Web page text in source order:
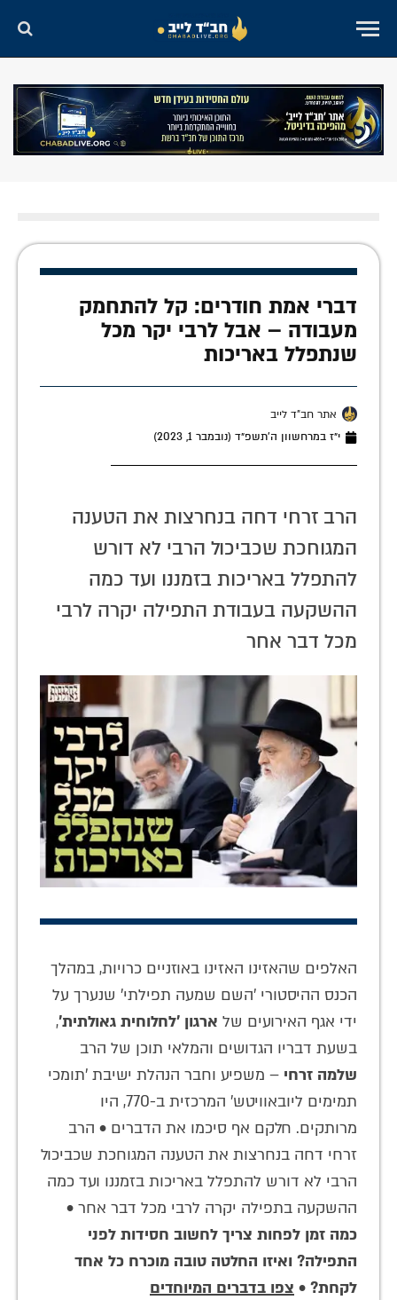
דברי אמת חודרים: קל להתחמק
מעבודה – אבל לרבי יקר מכל
שנתפלל באריכות
אתר חב"ד לייב
י״ז במרחשוון ה׳תשפ״ד (נובמבר 1, 2023)
הרב זרחי דחה בנחרצות את הטענה
המגוחכת שכביכול הרבי לא דורש
להתפלל באריכות בזמננו ועד כמה
ההשקעה בעבודת התפילה יקרה לרבי
מכל דבר אחר
האלפים שהאזינו האזינו באוזניים כרויות, במהלך
הכנס ההיסטורי 'השם שמעה תפילתי' שנערך על
ידי אגף האירועים של ארגון 'לחלוחית גאולתית',
בשעת דבריו הגדושים והמלאי תוכן של הרב
שלמה זרחי – משפיע וחבר הנהלת ישיבת 'תומכי
תמימים ליובאוויטש' המרכזית ב-770, היו
מרותקים. חלקם אף סיכמו את הדברים • הרב
זרחי דחה בנחרצות את הטענה המגוחכת שכביכול
הרבי לא דורש להתפלל באריכות בזמננו ועד כמה
ההשקעה בתפילה יקרה לרבי מכל דבר אחר •
כמה זמן לפחות צריך לחשוב חסידות לפני
התפילה? ואיזו החלטה טובה מוכרח כל אחד
לקחת? • צפו בדברים המיוחדים